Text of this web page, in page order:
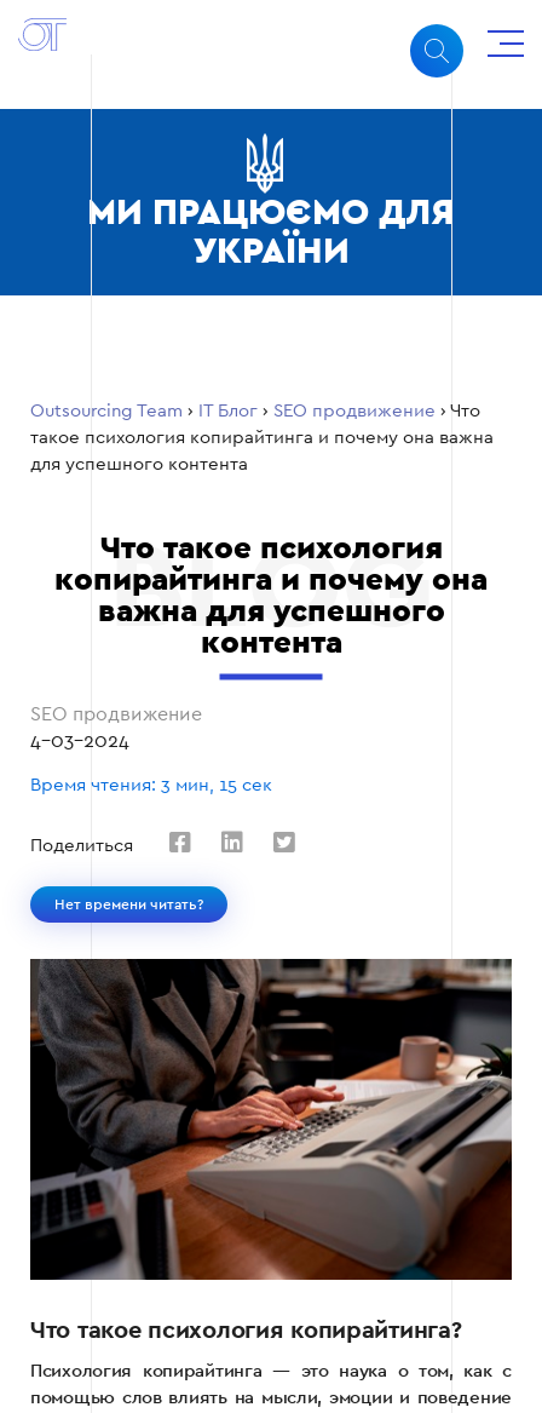
МИ ПРАЦЮЄМО ДЛЯ
УКРАЇНИ
Outsourcing Team › ІТ Блог › SEO продвижение › Что
такое психология копирайтинга и почему она важна
для успешного контента
Что такое психология
копирайтинга и почему она
важна для успешного
контента
SEO продвижение
4-03-2024
Время чтения: 3 мин, 15 сек
Поделиться
Нет времени читать?
Что такое психология копирайтинга?
Психология копирайтинга — это наука о том, как с
помощью слов влиять на мысли, эмоции и поведение